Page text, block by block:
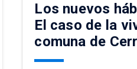
Los nuevos
El caso de la
comuna de